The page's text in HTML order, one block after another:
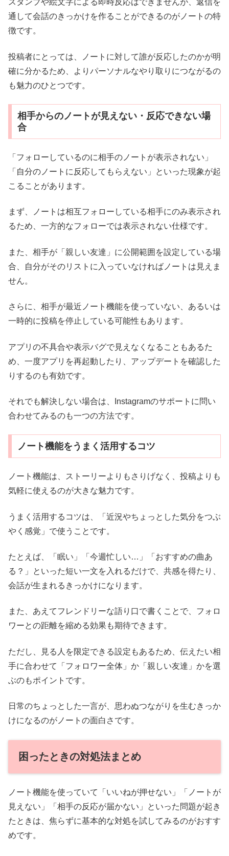
スタンプや絵文字による即時反応はできませんが、返信を
通して会話のきっかけを作ることができるのがノートの特
徴です。
投稿者にとっては、ノートに対して誰が反応したのかが明
確に分かるため、よりパーソナルなやり取りにつながるの
も魅力のひとつです。
相手からのノートが見えない・反応できない場
合
「フォローしているのに相手のノートが表示されない」
「自分のノートに反応してもらえない」といった現象が起
こることがあります。
まず、ノートは相互フォローしている相手にのみ表示され
るため、一方的なフォローでは表示されない仕様です。
また、相手が「親しい友達」に公開範囲を設定している場
合、自分がそのリストに入っていなければノートは見えま
せん。
さらに、相手が最近ノート機能を使っていない、あるいは
一時的に投稿を停止している可能性もあります。
アプリの不具合や表示バグで見えなくなることもあるた
め、一度アプリを再起動したり、アップデートを確認した
りするのも有効です。
それでも解決しない場合は、Instagramのサポートに問い
合わせてみるのも一つの方法です。
ノート機能をうまく活用するコツ
ノート機能は、ストーリーよりもさりげなく、投稿よりも
気軽に使えるのが大きな魅力です。
うまく活用するコツは、「近況やちょっとした気分をつぶ
やく感覚」で使うことです。
たとえば、「眠い」「今週忙しい…」「おすすめの曲あ
る？」といった短い一文を入れるだけで、共感を得たり、
会話が生まれるきっかけになります。
また、あえてフレンドリーな語り口で書くことで、フォロ
ワーとの距離を縮める効果も期待できます。
ただし、見る人を限定できる設定もあるため、伝えたい相
手に合わせて「フォロワー全体」か「親しい友達」かを選
ぶのもポイントです。
日常のちょっとした一言が、思わぬつながりを生むきっか
けになるのがノートの面白さです。
困ったときの対処法まとめ
ノート機能を使っていて「いいねが押せない」「ノートが
見えない」「相手の反応が届かない」といった問題が起き
たときは、焦らずに基本的な対処を試してみるのがおすす
めです。